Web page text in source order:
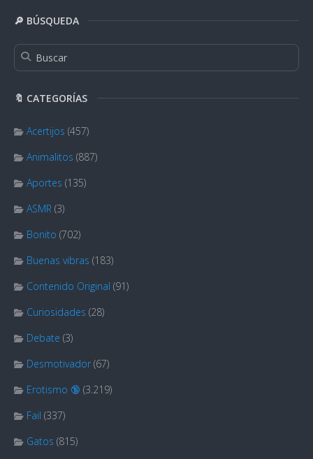
🔎 BÚSQUEDA
🔖 CATEGORÍAS
Acertijos (457)
Animalitos (887)
Aportes (135)
ASMR (3)
Bonito (702)
Buenas vibras (183)
Contenido Original (91)
Curiosidades (28)
Debate (3)
Desmotivador (67)
Erotismo 🔞 (3.219)
Fail (337)
Gatos (815)